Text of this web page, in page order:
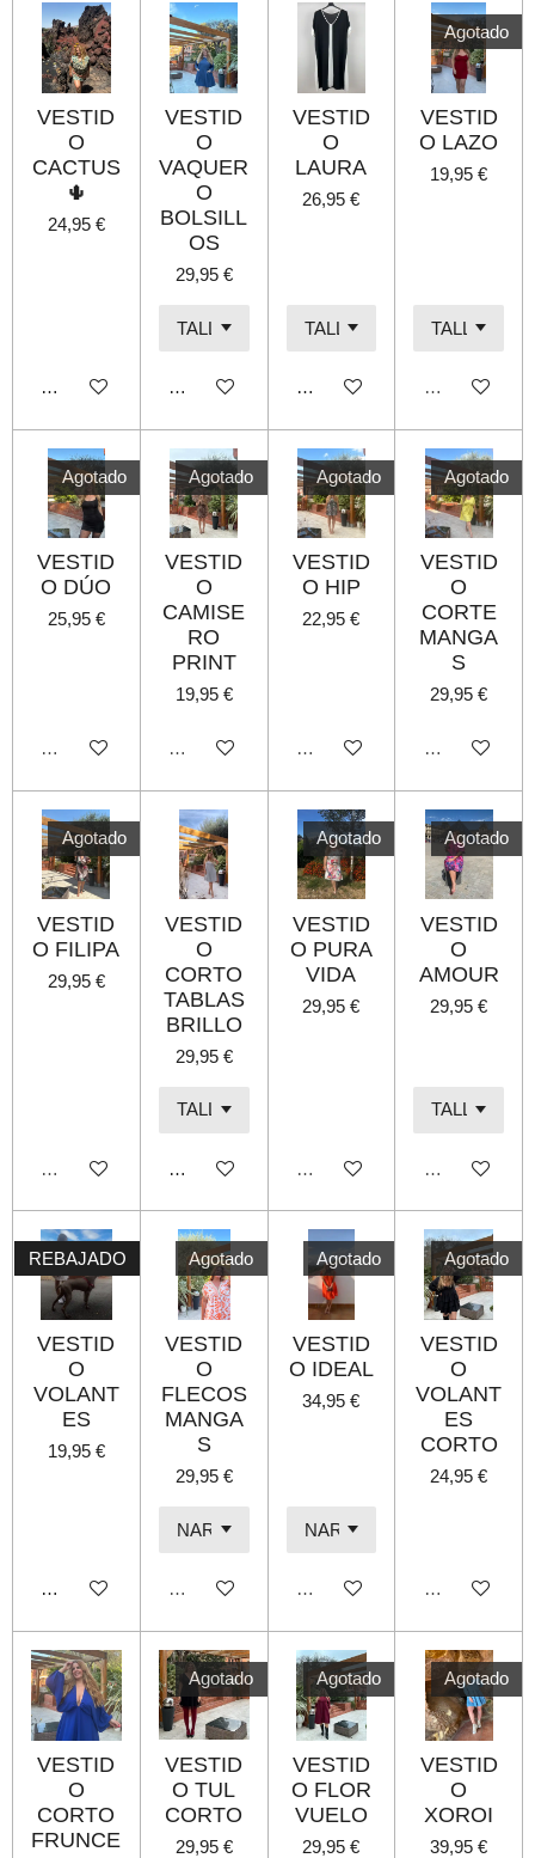
VESTID
O
CACTUS
🌵
24,95 €
Añadir al carrito
VESTID
O
VAQUER
O
BOLSILL
OS
29,95 €
Añadir al carrito
VESTID
O
LAURA
26,95 €
Añadir al carrito
Agotado
VESTID
O LAZO
19,95 €
Agotado
Agotado
VESTID
O DÚO
25,95 €
Agotado
Agotado
VESTID
O
CAMISE
RO
PRINT
19,95 €
Agotado
Agotado
VESTID
O HIP
22,95 €
Agotado
Agotado
VESTID
O
CORTE
MANGA
S
29,95 €
Agotado
Agotado
VESTID
O FILIPA
29,95 €
Agotado
VESTID
O
CORTO
TABLAS
BRILLO
29,95 €
Añadir al carrito
Agotado
VESTID
O PURA
VIDA
29,95 €
Agotado
Agotado
VESTID
O
AMOUR
29,95 €
Agotado
REBAJADO
VESTID
O
VOLANT
ES
19,95 €
Añadir al carrito
Agotado
VESTID
O
FLECOS
MANGA
S
29,95 €
Agotado
Agotado
VESTID
O IDEAL
34,95 €
Agotado
Agotado
VESTID
O
VOLANT
ES
CORTO
24,95 €
Agotado
VESTID
O
CORTO
FRUNCE
Agotado
VESTID
O TUL
CORTO
29,95 €
Agotado
VESTID
O FLOR
VUELO
29,95 €
Agotado
VESTID
O
XOROI
39,95 €